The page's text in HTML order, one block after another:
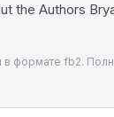
the Authors
в формате fb2.